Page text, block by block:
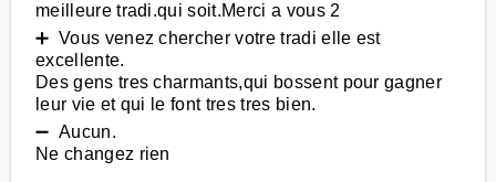
meilleure tradi.qui soit.Merci a vous 2
➕ Vous venez chercher votre tradi elle est
excellente.
Des gens tres charmants,qui bossent pour gagner
leur vie et qui le font tres tres bien.
➖ Aucun.
Ne changez rien